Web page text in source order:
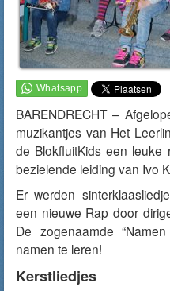
BARENDRECHT –
muzikantjes van Het
de BlokfluitKids een leuke
bezielende leiding van Ivo
Er werden
een nieuwe Rap door
De zogenaamde
namen te leren!
Kerstliedjes